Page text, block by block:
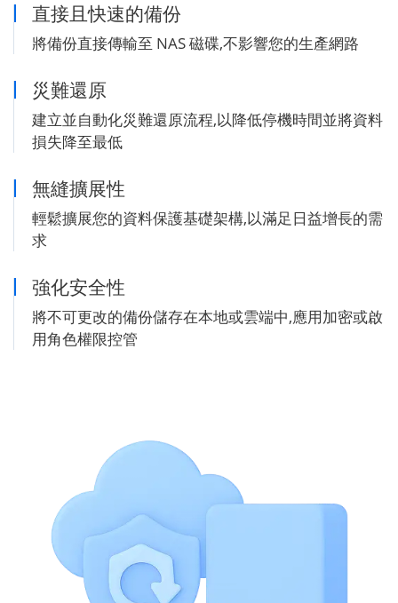
直接且快速的備份
將備份直接傳輸至 NAS 磁碟,不影響您的生產網路
災難還原
建立並自動化災難還原流程,以降低停機時間並將資料
損失降至最低
無縫擴展性
輕鬆擴展您的資料保護基礎架構,以滿足日益增長的需
求
強化安全性
將不可更改的備份儲存在本地或雲端中,應用加密或啟
用角色權限控管